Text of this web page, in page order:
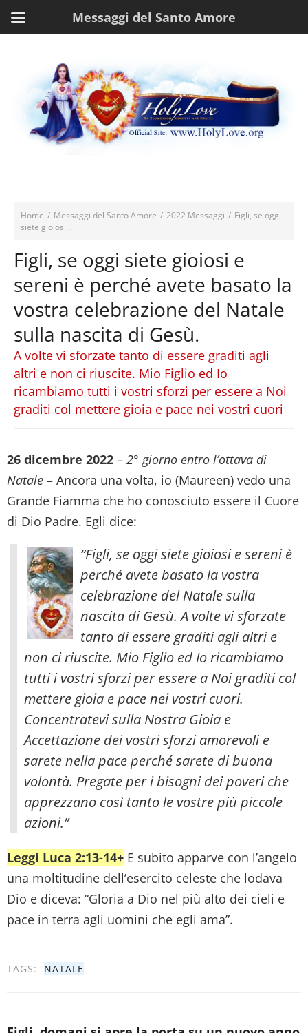
Home / Messaggi del Santo Amore / 2022 Messaggi / Figli, se oggi
siete gioiosi...
Figli, se oggi siete gioiosi e
sereni è perché avete basato la
vostra celebrazione del Natale
sulla nascita di Gesù.
A volte vi sforzate tanto di essere graditi agli
altri e non ci riuscite. Mio Figlio ed Io
ricambiamo tutti i vostri sforzi per essere a Noi
graditi col mettere gioia e pace nei vostri cuori
26 dicembre 2022 – 2° giorno entro l’ottava di
Natale – Ancora una volta, io (Maureen) vedo una
Grande Fiamma che ho conosciuto essere il Cuore
di Dio Padre. Egli dice:
“Figli, se oggi siete gioiosi e sereni è
perché avete basato la vostra
celebrazione del Natale sulla
nascita di Gesù. A volte vi sforzate
tanto di essere graditi agli altri e
non ci riuscite. Mio Figlio ed Io ricambiamo
tutti i vostri sforzi per essere a Noi graditi col
mettere gioia e pace nei vostri cuori.
Concentratevi sulla Nostra Gioia e
Accettazione dei vostri sforzi amorevoli e
sarete nella pace perché sarete di buona
volontà. Pregate per i bisogni dei poveri che
apprezzano così tanto le vostre più piccole
azioni.”
Leggi Luca 2:13-14+ E subito apparve con l’angelo
una moltitudine dell’esercito celeste che lodava
Dio e diceva: “Gloria a Dio nel più alto dei cieli e
pace in terra agli uomini che egli ama”.
TAGS: NATALE
Messaggi del Santo Amore